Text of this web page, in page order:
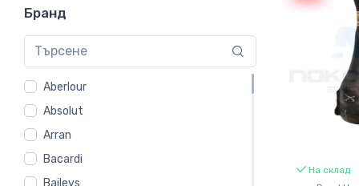
Русия
Бранд
Aberlour
Absolut
Arran
Bacardi
Baileys
На склад